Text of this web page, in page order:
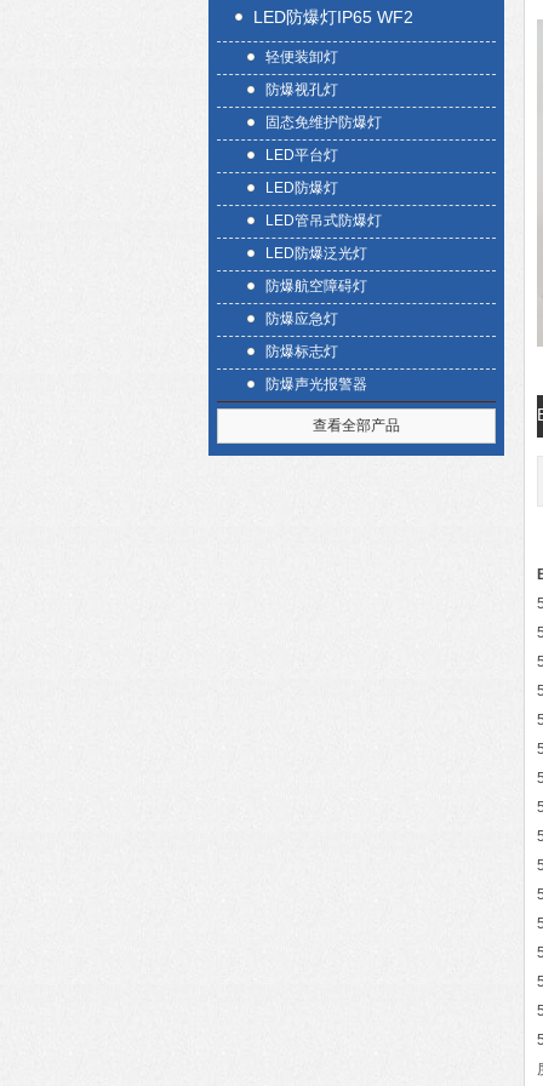
LED防爆灯IP65 WF2
轻便装卸灯
防爆视孔灯
固态免维护防爆灯
LED平台灯
LED防爆灯
LED管吊式防爆灯
LED防爆泛光灯
防爆航空障碍灯
防爆应急灯
防爆标志灯
防爆声光报警器
查看全部产品